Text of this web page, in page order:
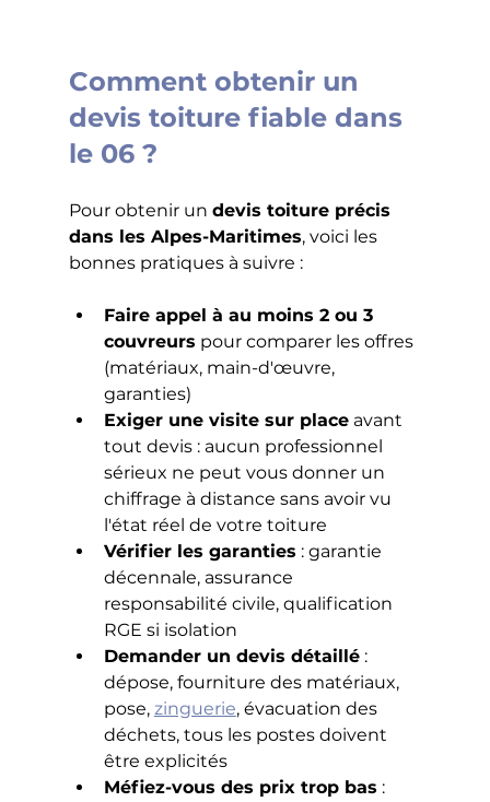
Comment obtenir un
devis toiture fiable dans
le 06 ?
Pour obtenir un devis toiture précis
dans les Alpes-Maritimes, voici les
bonnes pratiques à suivre :
Faire appel à au moins 2 ou 3
couvreurs pour comparer les offres
(matériaux, main-d'œuvre,
garanties)
Exiger une visite sur place avant
tout devis : aucun professionnel
sérieux ne peut vous donner un
chiffrage à distance sans avoir vu
l'état réel de votre toiture
Vérifier les garanties : garantie
décennale, assurance
responsabilité civile, qualification
RGE si isolation
Demander un devis détaillé :
dépose, fourniture des matériaux,
pose, zinguerie, évacuation des
déchets, tous les postes doivent
être explicités
Méfiez-vous des prix trop bas :